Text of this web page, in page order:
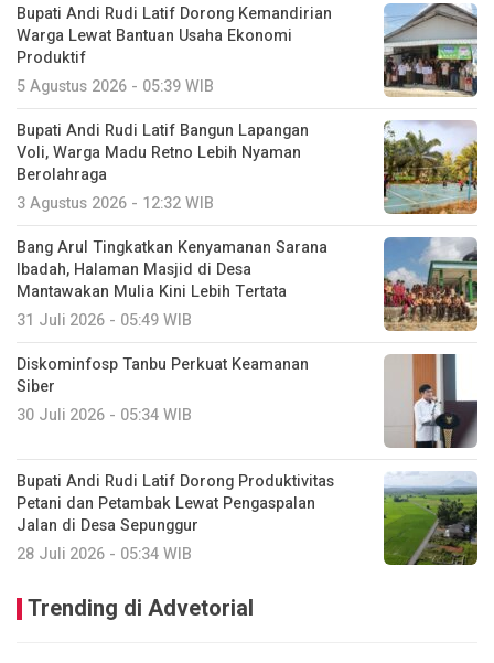
Bupati Andi Rudi Latif Dorong Kemandirian
Warga Lewat Bantuan Usaha Ekonomi
Produktif
5 Agustus 2026 - 05:39 WIB
Bupati Andi Rudi Latif Bangun Lapangan
Voli, Warga Madu Retno Lebih Nyaman
Berolahraga
3 Agustus 2026 - 12:32 WIB
Bang Arul Tingkatkan Kenyamanan Sarana
Ibadah, Halaman Masjid di Desa
Mantawakan Mulia Kini Lebih Tertata
31 Juli 2026 - 05:49 WIB
Diskominfosp Tanbu Perkuat Keamanan
Siber
30 Juli 2026 - 05:34 WIB
Bupati Andi Rudi Latif Dorong Produktivitas
Petani dan Petambak Lewat Pengaspalan
Jalan di Desa Sepunggur
28 Juli 2026 - 05:34 WIB
Trending di Advetorial